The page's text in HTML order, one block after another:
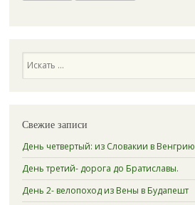
Свежие записи
День четвертый: из Словакии в Венгрию
День третий- дорога до Братиславы.
День 2- велопоход из Вены в Будапешт